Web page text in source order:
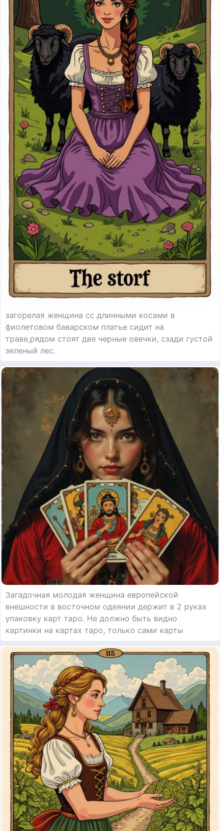
загорелая женщина сс длинными косами в
фиолетовом баварском платье сидит на
траве,рядом стоят две черные овечки, сзади густой
зеленый лес.
Загадочная молодая женщина европейской
внешности в восточном одеянии держит в 2 руках
упаковку карт таро. Не должно быть видно
картинки на картах таро, только сами карты